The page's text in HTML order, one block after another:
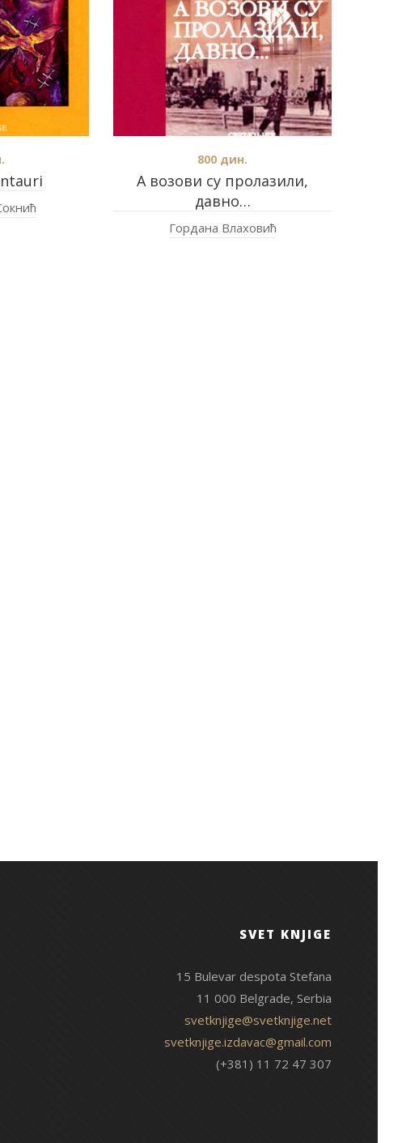
А возови су пролазили,
давно…
800 дин.
Гордана Влаховић
SVET KNJIGE
15 Bulevar despota Stefana
11 000 Belgrade, Serbia
svetknjige@svetknjige.net
svetknjige.izdavac@gmail.com
(+381) 11 72 47 307